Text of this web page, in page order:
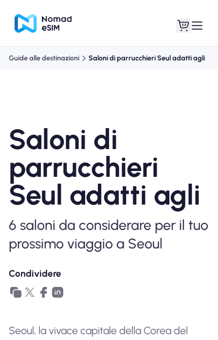
Acquista piani
Informazioni sull'eSIM
Perché l'eSIM Nomad
Utilizzando una eSIM
Guide alle destinazioni Saloni di parrucchieri Seul adatti agli
Saloni di
parrucchieri
Seul adatti agli
6 saloni da considerare per il tuo
prossimo viaggio a Seoul
Condividere
Seoul, la vivace capitale della Corea del